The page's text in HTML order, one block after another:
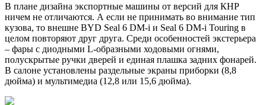
В плане дизайна экспортные машины от версий для КНР
ничем не отличаются. А если не принимать во внимание тип
кузова, то внешне BYD Seal 6 DM-i и Seal 6 DM-i Touring в
целом повторяют друг друга. Среди особенностей экстерьера
– фары с диодными L-образными ходовыми огнями,
полускрытые ручки дверей и единая плашка задних фонарей.
В салоне установлены раздельные экраны приборки (8,8
дюйма) и мультимедиа (12,8 или 15,6 дюйма).